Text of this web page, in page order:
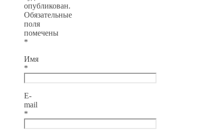
опубликован.
Обязательные
поля
помечены
*
Имя
*
E-
mail
*